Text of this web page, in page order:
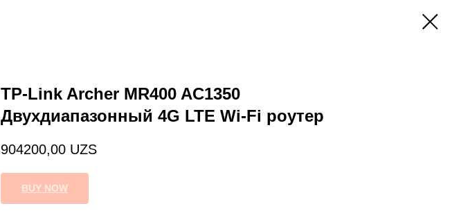
TP-Link Archer MR400 AC1350
Двухдиапазонный 4G LTE Wi-Fi роутер
904200,00 UZS
BUY NOW